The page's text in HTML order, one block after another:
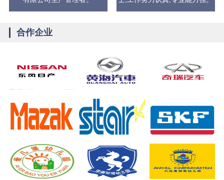
合作企业